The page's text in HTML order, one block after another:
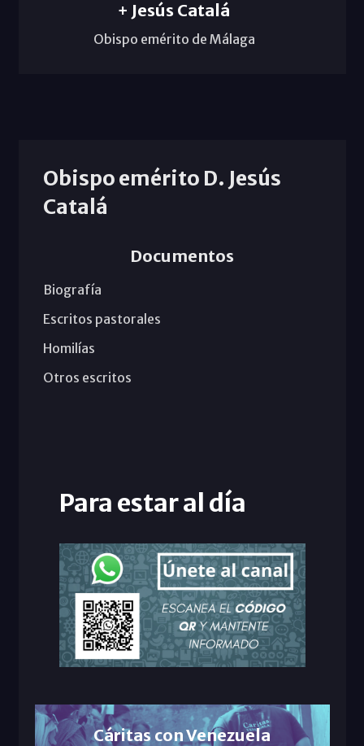
+ Jesús Catalá
Obispo emérito de Málaga
Obispo emérito D. Jesús
Catalá
Documentos
Biografía
Escritos pastorales
Homilías
Otros escritos
Para estar al día
Cáritas con Venezuela